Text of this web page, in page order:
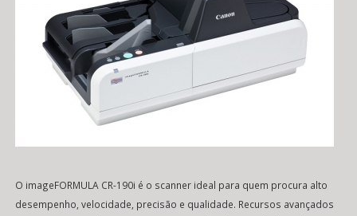
O imageFORMULA CR-190i é o scanner ideal para quem procura alto
desempenho, velocidade, precisão e qualidade. Recursos avançados